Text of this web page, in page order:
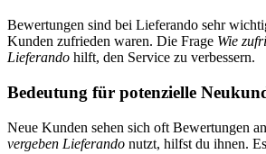
Bewertungen sind bei Lieferando sehr
Kunden zufrieden waren. Die Frage Wie
Lieferando hilft, den Service zu verbessern.
Bedeutung für potenzielle
Neue Kunden sehen sich oft Bewertungen
vergeben Lieferando nutzt, hilfst du ihnen.